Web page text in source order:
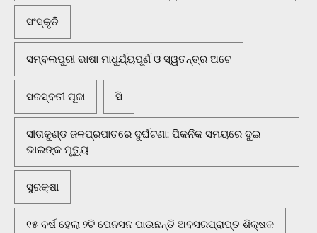
ସଂସ୍କୃତି
ସମ୍ବଲପୁରୀ ଭାଷା ମାଧୁର୍ଯ୍ୟପୂର୍ଣ ଓ ସ୍ୱତନ୍ତ୍ର ଅଟେ
ସରସ୍ବତୀ ପୂଜା ସି
ସୀତାକୁଣ୍ଡ ଜଳପ୍ରପାତରେ ଦୁର୍ଘଟଣା: ପିକନିକ ସମୟରେ ଦୁଇ
ଭାଇଙ୍କ ମୃତ୍ୟୁ
ସୁରକ୍ଷା
୧୫ ବର୍ଷ ହେଲା ୨ଟି ପେନସନ ପାଉଛନ୍ତି ଅବସରପ୍ରାପ୍ତ ଶିକ୍ଷକ